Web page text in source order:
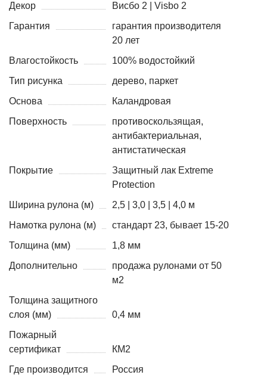
Декор
Висбо 2 | Visbo 2
Гарантия
гарантия производителя
20 лет
Влагостойкость
100% водостойкий
Тип рисунка
дерево, паркет
Основа
Каландровая
Поверхность
противоскользящая,
антибактериальная,
антистатическая
Покрытие
Защитный лак Extreme
Protection
Ширина рулона (м)
2,5 | 3,0 | 3,5 | 4,0 м
Намотка рулона (м)
стандарт 23, бывает 15-20
Толщина (мм)
1,8 мм
Дополнительно
продажа рулонами от 50
м2
Толщина защитного
слоя (мм)
0,4 мм
Пожарный
сертификат
КМ2
Где производится
Россия